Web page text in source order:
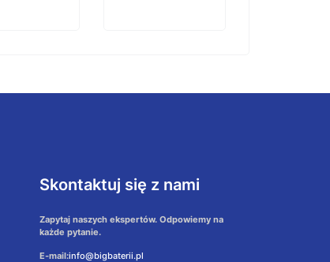
Skontaktuj się z nami
Zapytaj naszych ekspertów. Odpowiemy na
każde pytanie.
E-mail:info@bigbaterii.pl